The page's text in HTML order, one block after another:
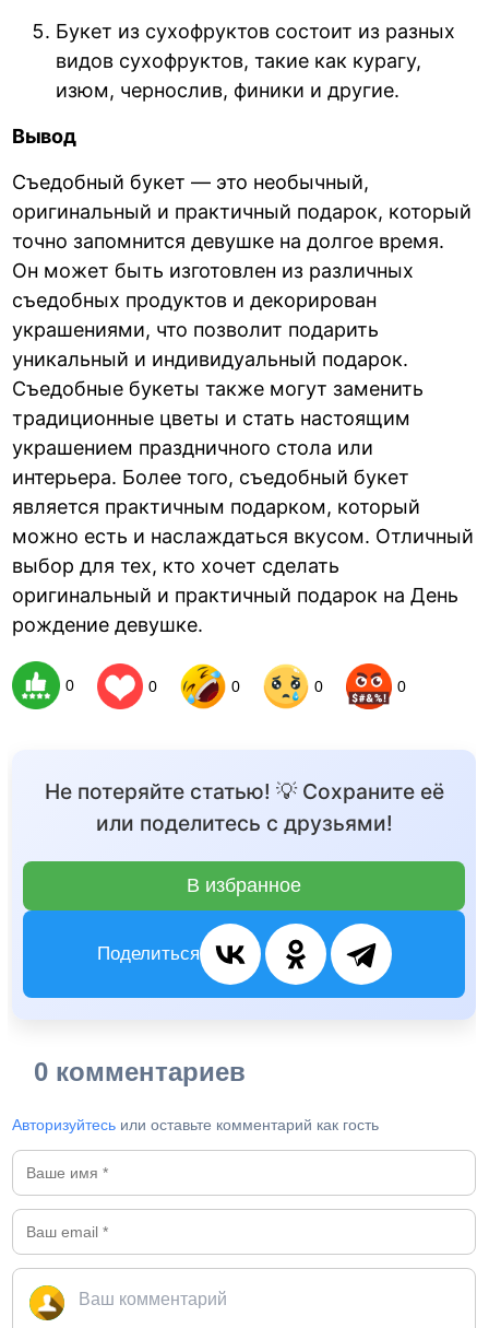
Букет из сухофруктов состоит из разных
видов сухофруктов, такие как курагу,
изюм, чернослив, финики и другие.
Вывод
Съедобный букет — это необычный,
оригинальный и практичный подарок, который
точно запомнится девушке на долгое время.
Он может быть изготовлен из различных
съедобных продуктов и декорирован
украшениями, что позволит подарить
уникальный и индивидуальный подарок.
Съедобные букеты также могут заменить
традиционные цветы и стать настоящим
украшением праздничного стола или
интерьера. Более того, съедобный букет
является практичным подарком, который
можно есть и наслаждаться вкусом. Отличный
выбор для тех, кто хочет сделать
оригинальный и практичный подарок на День
рождение девушке.
0 0 0 0 0
Не потеряйте статью! 💡 Сохраните её
или поделитесь с друзьями!
В избранное
Поделиться
0 комментариев
Авторизуйтесь или оставьте комментарий как гость